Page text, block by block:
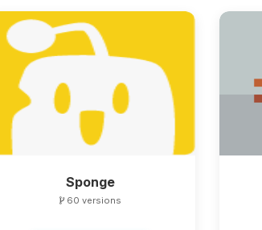
Sponge
60 versions